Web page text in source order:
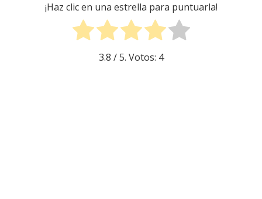
¡Haz clic en una estrella para puntuarla!
3.8 / 5. Votos: 4